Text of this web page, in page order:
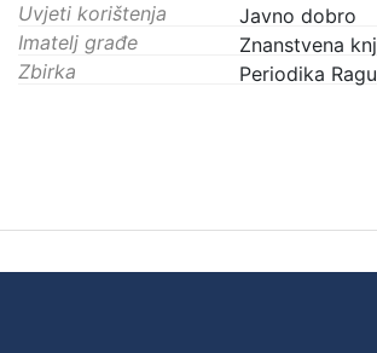
Uvjeti korištenja
Javno dobro
Imatelj građe
Znanstvena
Zbirka
Periodika